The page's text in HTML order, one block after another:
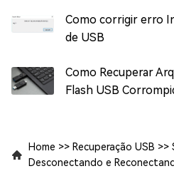
Como corrigir erro
de USB
Como Recuperar
Flash USB
Home >> Recuperação USB >>
Desconectando e